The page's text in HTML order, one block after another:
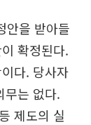
안을 받아들
확정된다.
다. 당사자
무는 없다.
제도의 실